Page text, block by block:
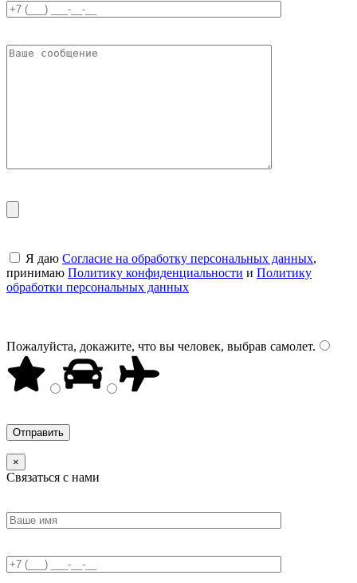
Я даю Согласие на обработку персональных данных,
принимаю Политику конфиденциальности и Политику
обработки персональных данных
Пожалуйста, докажите, что вы человек, выбрав самолет.
×
Связаться с нами